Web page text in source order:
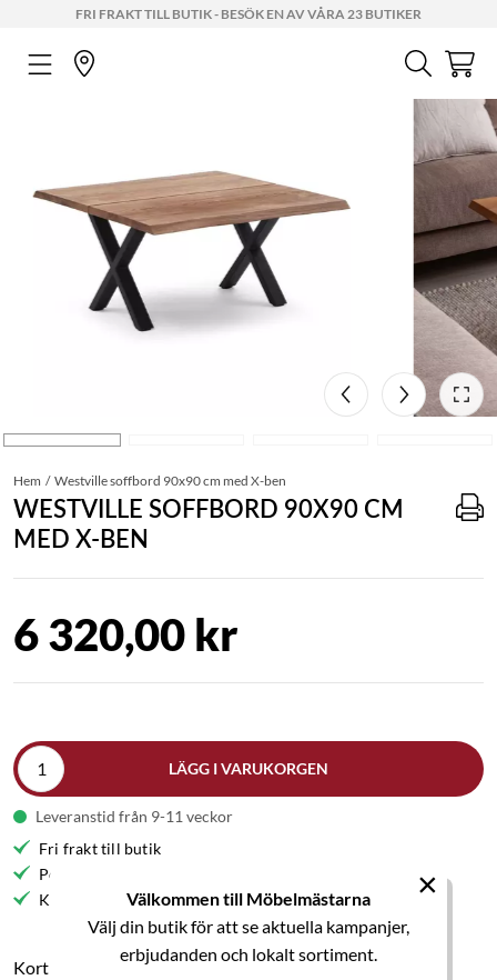
FRI FRAKT TILL BUTIK - BESÖK EN AV VÅRA 23 BUTIKER
Välkommen till Möbelmästarna
Välj din butik för att se aktuella kampanjer,
erbjudanden och lokalt sortiment.
×
Hem Westville soffbord 90x90 cm med X-ben
WESTVILLE SOFFBORD 90X90 CM
MED X-BEN
6 320,00 kr
LÄGG I VARUKORGEN
Leveranstid från 9-11 veckor
Fri frakt till butik
Personlig service
Kvalitetsmöbler
Kort produktbeskrivning